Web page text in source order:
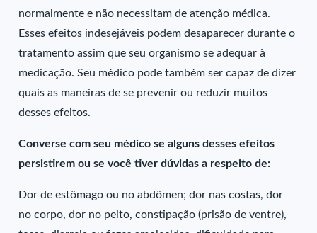
normalmente e não necessitam de atenção médica.
Esses efeitos indesejáveis podem desaparecer durante o
tratamento assim que seu organismo se adequar à
medicação. Seu médico pode também ser capaz de dizer
quais as maneiras de se prevenir ou reduzir muitos
desses efeitos.
Converse com seu médico se alguns desses efeitos
persistirem ou se você tiver dúvidas a respeito de:
Dor de estômago ou no abdômen; dor nas costas, dor
no corpo, dor no peito, constipação (prisão de ventre),